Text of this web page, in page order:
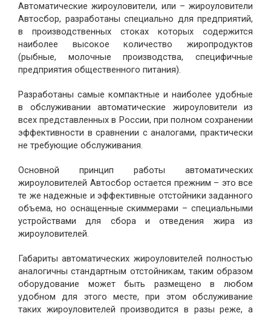
Автоматические жироуловители, или – жироуловители
Автосбор, разработаны специально для предприятий,
в производственных стоках которых содержится
наиболее высокое количество жиропродуктов
(рыбные, молочные производства, специфичные
предприятия общественного питания).
Разработаны самые компактные и наиболее удобные
в обслуживании автоматические жироуловители из
всех представленных в России, при полном сохранении
эффективности в сравнении с аналогами, практически
не требующие обслуживания.
Основной принцип работы автоматических
жироуловителей Автосбор остается прежним – это все
те же надежные и эффективные отстойники заданного
объема, но оснащенные скиммерами – специальными
устройствами для сбора и отведения жира из
жироуловителей.
Габариты автоматических жироуловителей полностью
аналогичны стандартным отстойникам, таким образом
оборудование может быть размещено в любом
удобном для этого месте, при этом обслуживание
таких жироуловителей производится в разы реже, а